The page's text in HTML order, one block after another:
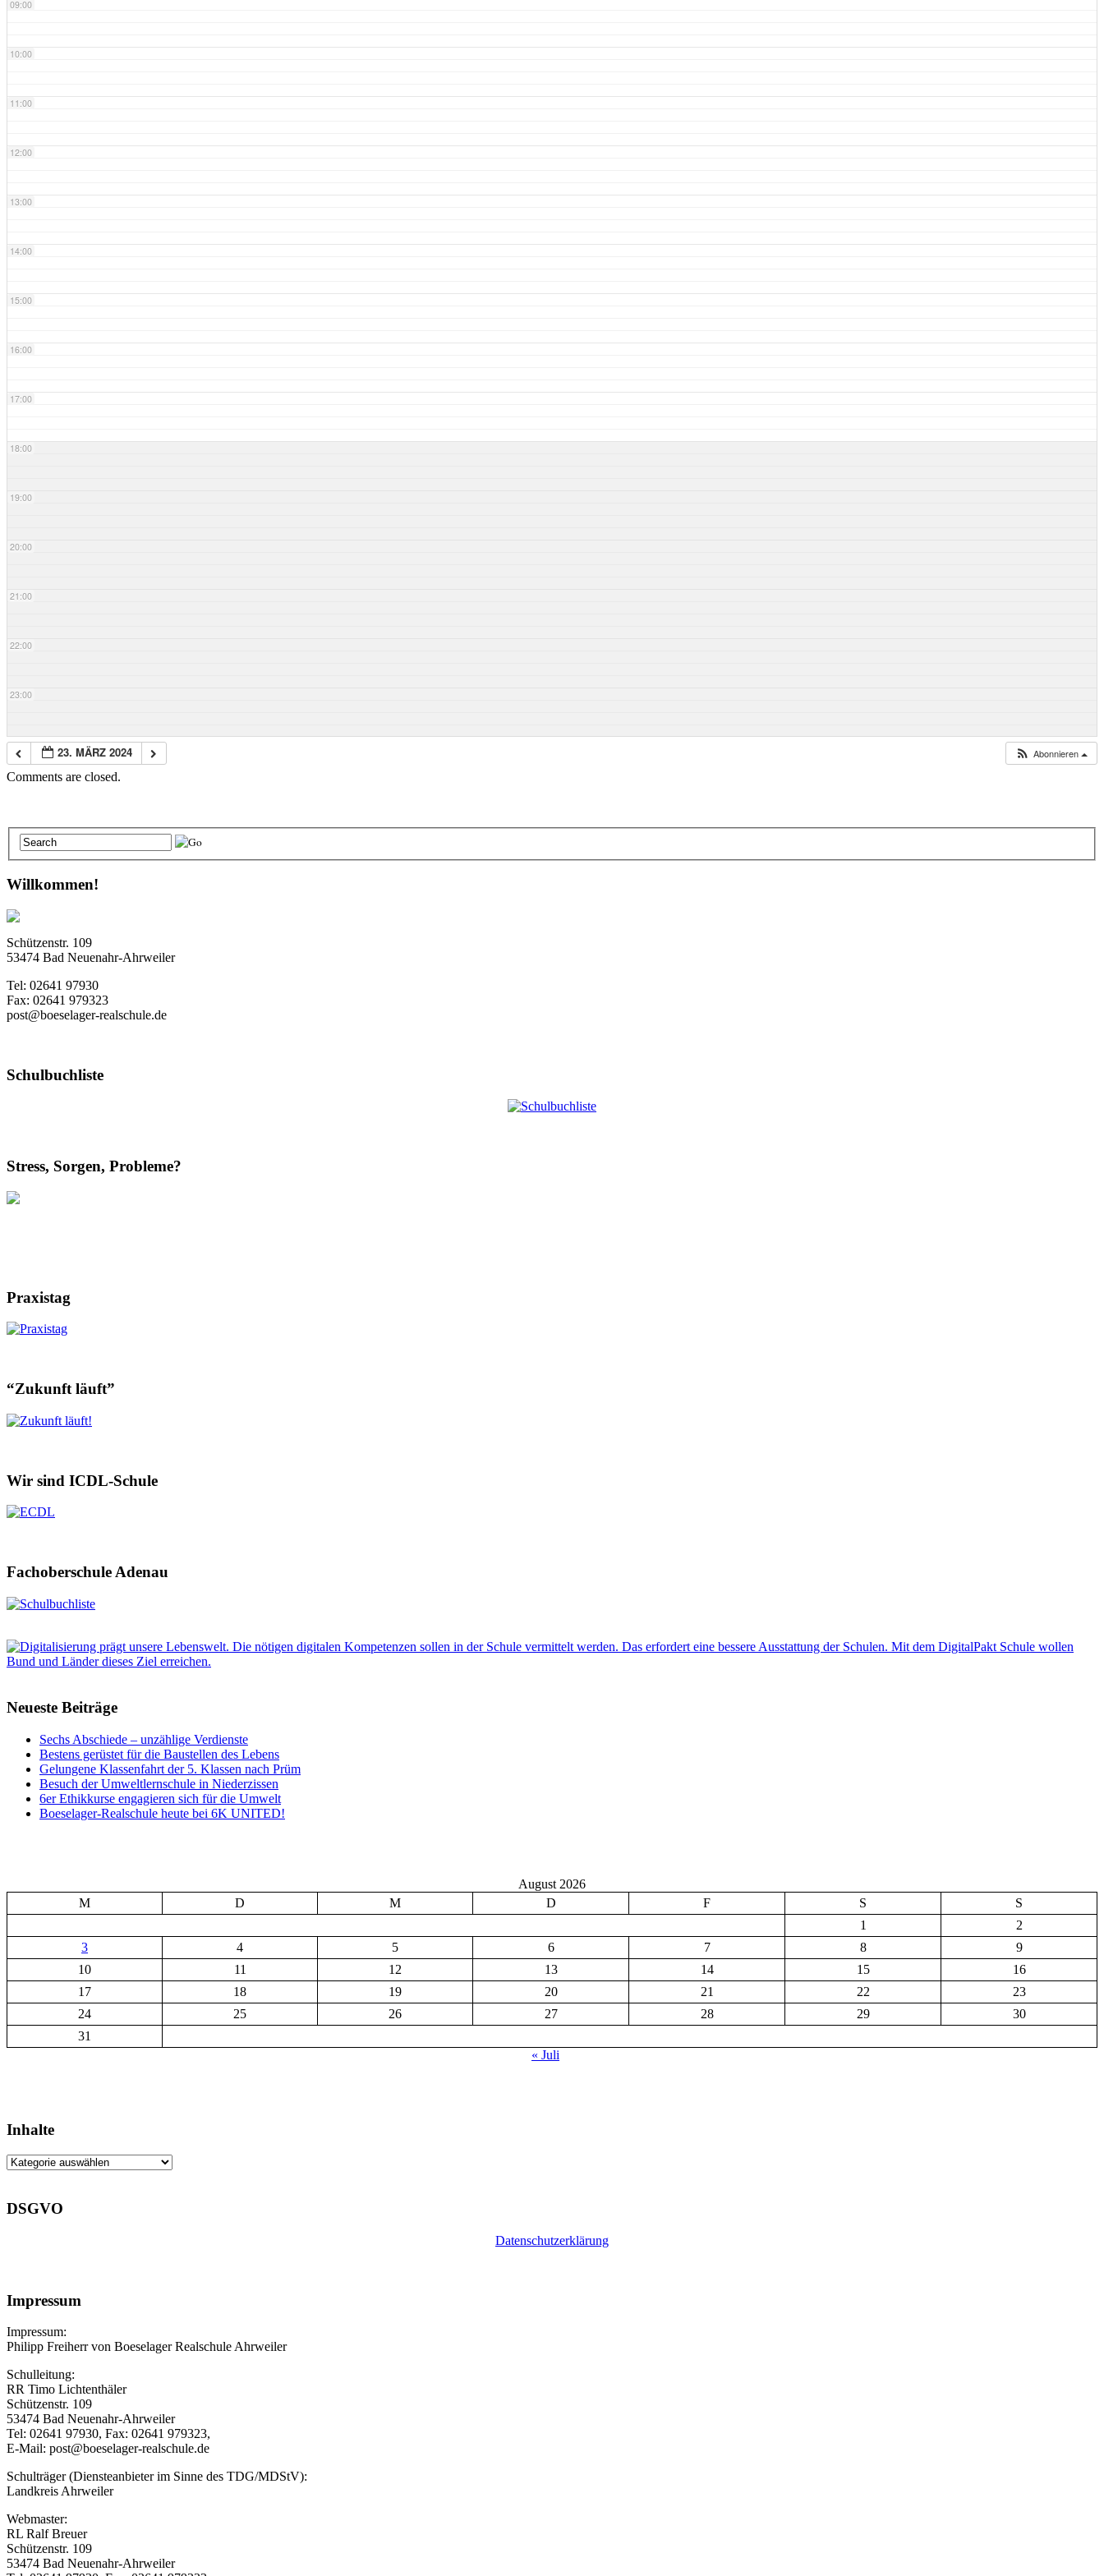
09:00
10:00
11:00
12:00
13:00
14:00
15:00
16:00
17:00
18:00
19:00
20:00
21:00
22:00
23:00
23. MÄRZ 2024 Abonnieren
Comments are closed.
Willkommen!
Schützenstr. 109
53474 Bad Neuenahr-Ahrweiler
Tel: 02641 97930
Fax: 02641 979323
post@boeselager-realschule.de
Schulbuchliste
Stress, Sorgen, Probleme?
Praxistag
“Zukunft läuft”
Wir sind ICDL-Schule
Fachoberschule Adenau
Neueste Beiträge
Sechs Abschiede – unzählige Verdienste
Bestens gerüstet für die Baustellen des Lebens
Gelungene Klassenfahrt der 5. Klassen nach Prüm
Besuch der Umweltlernschule in Niederzissen
6er Ethikkurse engagieren sich für die Umwelt
Boeselager-Realschule heute bei 6K UNITED!
August 2026
M
D M D F S
S
1
2
3
4 5 6 7 8
9
10
11 12 13 14 15
16
17
18 19 20 21 22
23
24
25 26 27 28 29
30
31
« Juli
Inhalte
Inhalte
DSGVO
Datenschutzerklärung
Impressum
Impressum:
Philipp Freiherr von Boeselager Realschule Ahrweiler
Schulleitung:
RR Timo Lichtenthäler
Schützenstr. 109
53474 Bad Neuenahr-Ahrweiler
Tel: 02641 97930, Fax: 02641 979323,
E-Mail: post@boeselager-realschule.de
Schulträger (Diensteanbieter im Sinne des TDG/MDStV):
Landkreis Ahrweiler
Webmaster:
RL Ralf Breuer
Schützenstr. 109
53474 Bad Neuenahr-Ahrweiler